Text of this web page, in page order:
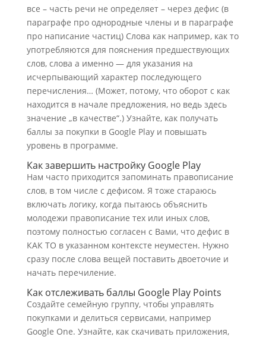
все – часть речи не определяет – через дефис (в
параграфе про однородные члены и в параграфе
про написание частиц) Слова как например, как то
употребляются для пояснения предшествующих
слов, слова а именно — для указания на
исчерпывающий характер последующего
перечисления… (Может, потому, что оборот с как
находится в начале предложения, но ведь здесь
значение „в качестве“.) Узнайте, как получать
баллы за покупки в Google Play и повышать
уровень в программе.
Как завершить настройку Google Play
Нам часто приходится запоминать правописание
слов, в том числе с дефисом. Я тоже стараюсь
включать логику, когда пытаюсь объяснить
молодежи правописание тех или иных слов,
поэтому полностью согласен с Вами, что дефис в
КАК ТО в указанном контексте неуместен. Нужно
сразу после слова вещей поставить двоеточие и
начать перечиление.
Как отслеживать баллы Google Play Points
Создайте семейную группу, чтобы управлять
покупками и делиться сервисами, например
Google One. Узнайте, как скачивать приложения,